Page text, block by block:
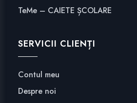
TeMe – CAIETE ȘCOLARE
SERVICII CLIENȚI
Contul meu
Despre noi